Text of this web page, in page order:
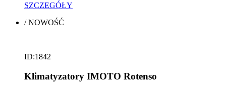
SZCZEGÓŁY
/NOWOŚĆ
ID:1842
Klimatyzatory IMOTO Rotenso